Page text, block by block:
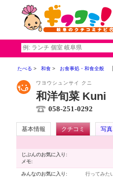
たべる 和食 お食事処・和食全般
ワヨウシュンサイ クニ
和洋旬菜 Kuni
058-251-0292
基本情報 クチコミ
写真
じぶんのお気に入り:
メモ:
みんなのお気に入り: 行ってみた